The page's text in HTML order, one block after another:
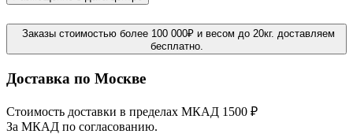
Заказы стоимостью более 100 000₽ и весом до 20кг. доставляем
бесплатно.
Доставка по Москве
Стоимость доставки в пределах МКАД 1500 ₽
За МКАД по согласованию.